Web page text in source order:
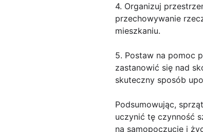
4. Organizuj
przechowywanie
mieszkaniu.
5. Postaw na pomoc
zastanowić się nad
skuteczny sposób
Podsumowując,
uczynić tę czynność
na samopoczucie i